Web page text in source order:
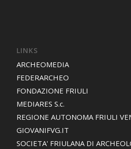
LINKS
ARCHEOMEDIA
FEDERARCHEO
FONDAZIONE FRIULI
MEDIARES S.c.
REGIONE AUTONOMA FRIULI
GIOVANIFVG.IT
SOCIETA' FRIULANA DI